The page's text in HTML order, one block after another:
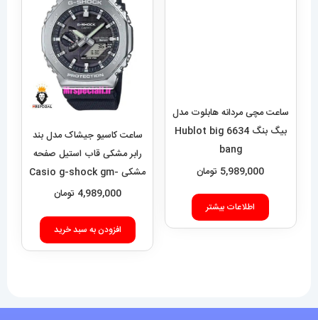
5,989,000 تومان
اطلاعات بیشتر
ساعت کاسیو جیشاک مدل بند
رابر مشکی قاب استیل صفحه
مشکی Casio g-shock gm-
2100 021462
4,989,000 تومان
افزودن به سبد خرید